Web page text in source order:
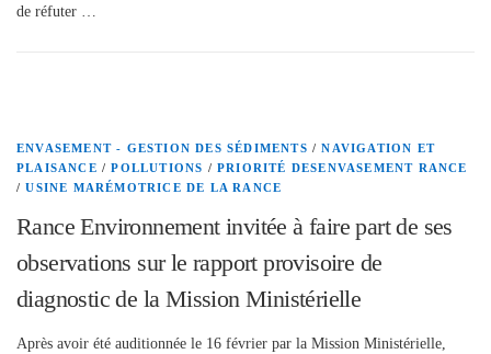
de réfuter …
ENVASEMENT - GESTION DES SÉDIMENTS /NAVIGATION ET
PLAISANCE /POLLUTIONS /PRIORITÉ DESENVASEMENT RANCE
/USINE MARÉMOTRICE DE LA RANCE
Rance Environnement invitée à faire part de ses
observations sur le rapport provisoire de
diagnostic de la Mission Ministérielle
Après avoir été auditionnée le 16 février par la Mission Ministérielle,